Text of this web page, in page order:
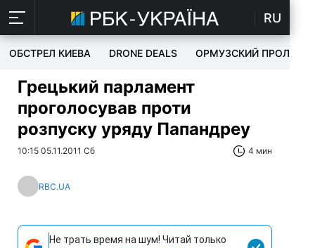
RU
ОБСТРЕЛ КИЕВА DRONE DEALS ОРМУЗСКИЙ ПРОЛИВ
Грецький парламент
проголосував проти
розпуску уряду Папандреу
10:15 05.11.2011 Сб 4 мин
RBC.UA
Не трать время на шум! Читай только